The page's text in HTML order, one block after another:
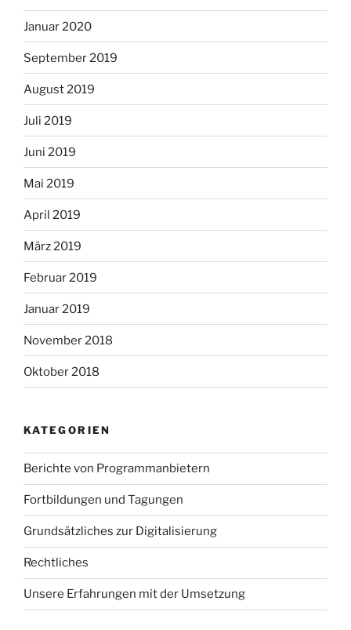
Januar 2020
September 2019
August 2019
Juli 2019
Juni 2019
Mai 2019
April 2019
März 2019
Februar 2019
Januar 2019
November 2018
Oktober 2018
KATEGORIEN
Berichte von Programmanbietern
Fortbildungen und Tagungen
Grundsätzliches zur Digitalisierung
Rechtliches
Unsere Erfahrungen mit der Umsetzung